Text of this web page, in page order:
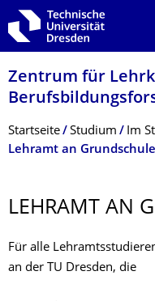
Zur Hauptnavigation
Zur Suche springen
Zum Inhalt springen
Zentrum für
Breadcrumb-Menü
Startseite Studium Im
Lehramt an
LEHRAMT AN
Für alle
an der TU Dresden, die